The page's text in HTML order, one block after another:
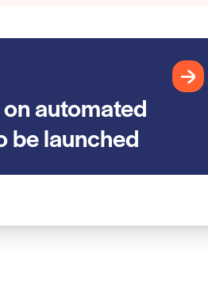
automated
be launched